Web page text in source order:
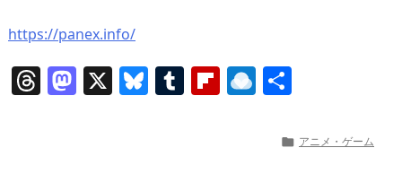
https://panex.info/
T M X Bl T Fl R
 アニメ・ゲーム